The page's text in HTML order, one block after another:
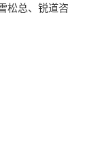
松总、锐道咨